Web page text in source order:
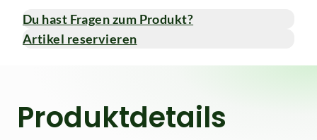
Du hast Fragen zum Produkt?
Artikel reservieren
Produktdetails